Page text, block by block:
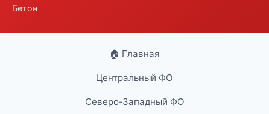
Бетон
🏠 Главная
Центральный ФО
Северо-Западный ФО